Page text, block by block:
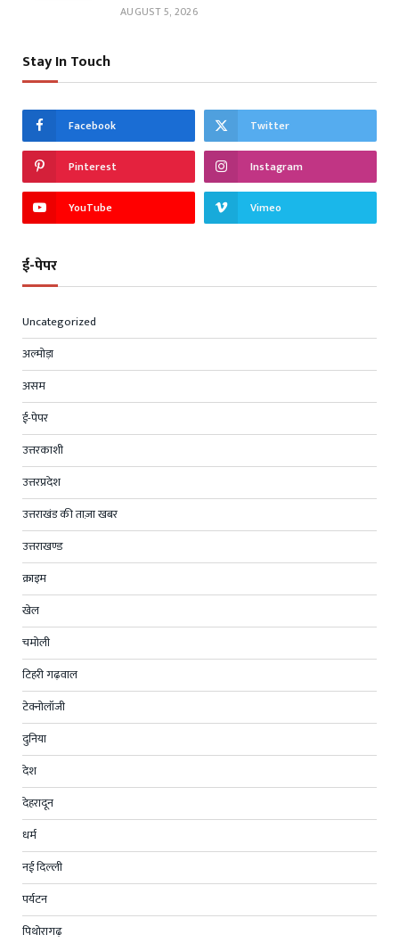
AUGUST 5, 2026
Stay In Touch
Facebook Twitter
Pinterest Instagram
YouTube Vimeo
ई-पेपर
Uncategorized
अल्मोड़ा
असम
ई-पेपर
उत्तरकाशी
उत्तरप्रदेश
उत्तराखंड की ताज़ा खबर
उत्तराखण्ड
क्राइम
खेल
चमोली
टिहरी गढ़वाल
टेक्नोलॉजी
दुनिया
देश
देहरादून
धर्म
नई दिल्ली
पर्यटन
पिथोरागढ़